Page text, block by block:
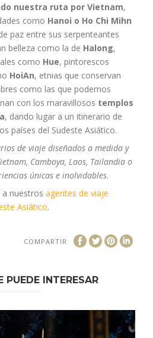
nuestra ruta por Vietnam,
como Hanoi o Ho Chi Mihn
paz entre sus serpenteantes
belleza como la de Halong,
como Hue, pintorescos
HoiAn, etnias que conservan
como las que podemos
con los maravillosos templos
, dando lugar a un itinerario de
países del Sudeste Asiático.
de viaje diseñados a medida y
Camboya, Laos, Tailandia o
únicas e inolvidables.
a nuestrosagentes de viaje
Asiático.
COMPARTIR
PUEDE INTERESAR